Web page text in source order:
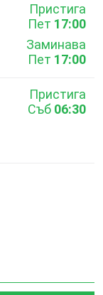
Пристига
Пет 17:00
Заминава
Пет 17:00
Пристига
Съб 06:30